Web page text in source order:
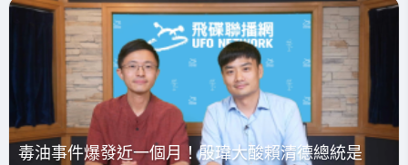
毒油事件爆發近一個月！殷瑋大酸賴清德總統是